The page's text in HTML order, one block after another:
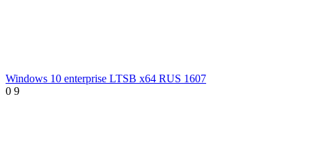
Windows 10 enterprise LTSB x64 RUS 1607
0 9